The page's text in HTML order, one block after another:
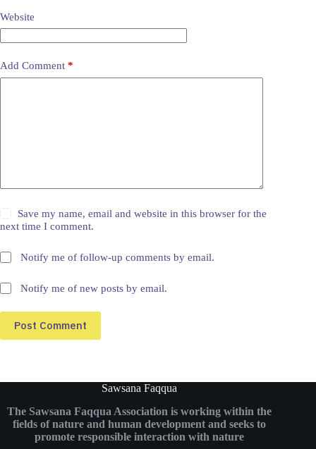
Website
Add Comment *
Save my name, email and website in this browser for the
next time I comment.
Notify me of follow-up comments by email.
Notify me of new posts by email.
Post Comment
Sawsana Faqqua
The Sawsana Faqqua Association is working within the
fields of nature and human development and seeks to
promote responsible interaction with nature